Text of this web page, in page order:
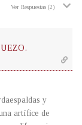
Ver Respuestas (2)
y
artífice de